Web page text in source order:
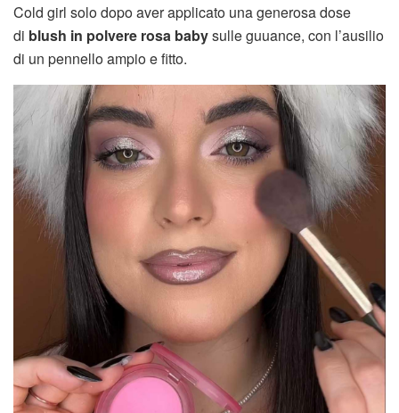
Cold girl solo dopo aver applicato una generosa dose
di blush in polvere rosa babysulle guuance, con l’ausilio
di un pennello ampio e fitto.